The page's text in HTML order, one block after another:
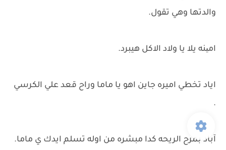
والدتها وهي تقول.
امینه يلا يا ولاد الاكل هيبرد.
اياد تخطي اميره جاين اهو يا ماما وراح قعد علي الكرسي
.
آباد بمرح الريحه كدا مبشره من اوله تسلم ايدك ي ماما.